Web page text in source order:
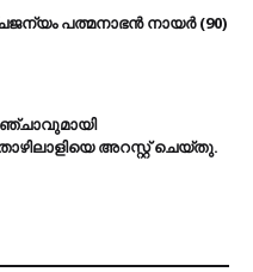
പത്മനാഭന്‍ നായര്‍ (90)
അറസ്റ്റ് ചെയ്തു.